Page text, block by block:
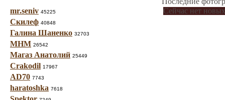
mr.seniv 45225
Скилеф 40848
Галина Шаненко 32703
МНМ 26542
Магаз Анатолий 25449
Crakodil 17967
AD70 7743
haratoshka 7618
Сейчас нет